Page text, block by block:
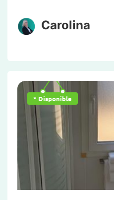
Carolina
* Disponible